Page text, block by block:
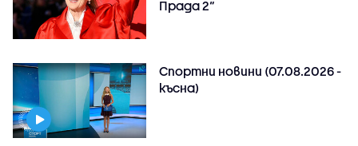
Прада 2“
Спортни новини (07.08.2026 -
късна)